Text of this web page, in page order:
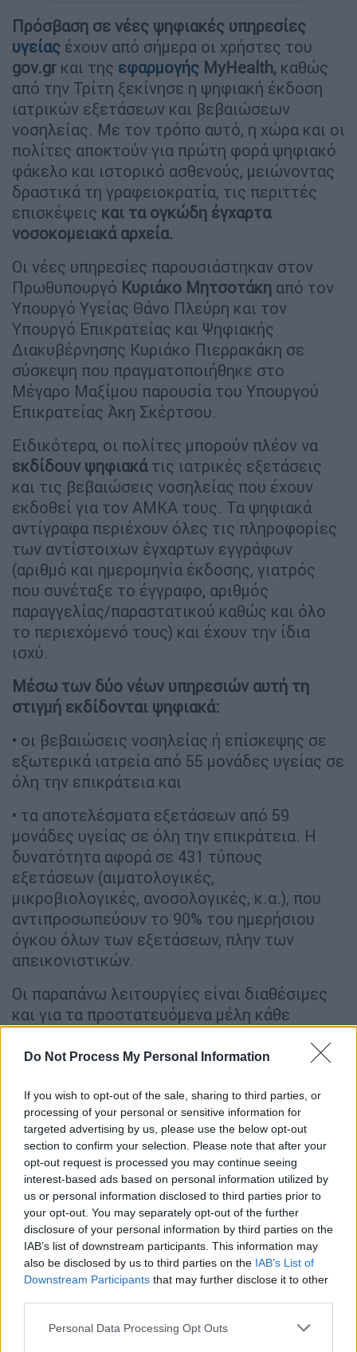
Do Not Process My Personal Information
If you wish to opt-out of the sale, sharing to third parties, or
processing of your personal or sensitive information for
targeted advertising by us, please use the below opt-out
section to confirm your selection. Please note that after your
opt-out request is processed you may continue seeing
interest-based ads based on personal information utilized by
us or personal information disclosed to third parties prior to
your opt-out. You may separately opt-out of the further
disclosure of your personal information by third parties on the
IAB’s list of downstream participants. This information may
also be disclosed by us to third parties on the IAB’s List of
Downstream Participants that may further disclose it to other
Please note that this website/app uses one or more Google
Personal Data Processing Opt Outs
Πρόσβαση σε νέες ψηφιακές υπηρεσίες
υγείας έχουν από σήμερα οι χρήστες του
gov.gr και της εφαρμογής MyHealth, καθώς
από την Τρίτη ξεκίνησε η ψηφιακή έκδοση
ιατρικών εξετάσεων και βεβαιώσεων
νοσηλείας. Με τον τρόπο αυτό, η χώρα και οι
πολίτες αποκτούν για πρώτη φορά ψηφιακό
φάκελο και ιστορικό ασθενούς, μειώνοντας
δραστικά τη γραφειοκρατία, τις περιττές
επισκέψεις και τα ογκώδη έγχαρτα
νοσοκομειακά αρχεία.
Οι νέες υπηρεσίες παρουσιάστηκαν στον
Πρωθυπουργό Κυριάκο Μητσοτάκη από τον
Υπουργό Υγείας Θάνο Πλεύρη και τον
Υπουργό Επικρατείας και Ψηφιακής
Διακυβέρνησης Κυριάκο Πιερρακάκη σε
σύσκεψη που πραγματοποιήθηκε στο
Μέγαρο Μαξίμου παρουσία του Υπουργού
Επικρατείας Άκη Σκέρτσου.
Ειδικότερα, οι πολίτες μπορούν πλέον να
εκδίδουν ψηφιακάτις ιατρικές εξετάσεις
και τις βεβαιώσεις νοσηλείας που έχουν
εκδοθεί για τον ΑΜΚΑ τους. Τα ψηφιακά
αντίγραφα περιέχουν όλες τις πληροφορίες
των αντίστοιχων έγχαρτων εγγράφων
(αριθμό και ημερομηνία έκδοσης, γιατρός
που συνέταξε το έγγραφο, αριθμός
παραγγελίας/παραστατικού καθώς και όλο
το περιεχόμενό τους) και έχουν την ίδια
ισχύ.
Μέσω των δύο νέων υπηρεσιών αυτή τη
στιγμή εκδίδονται ψηφιακά:
• οι βεβαιώσεις νοσηλείας ή επίσκεψης σε
εξωτερικά ιατρεία από 55 μονάδες υγείας σε
όλη την επικράτεια και
• τα αποτελέσματα εξετάσεων από 59
μονάδες υγείας σε όλη την επικράτεια. Η
δυνατότητα αφορά σε 431 τύπους
εξετάσεων (αιματολογικές,
μικροβιολογικές, ανοσολογικές, κ.α.), που
αντιπροσωπεύουν το 90% του ημερήσιου
όγκου όλων των εξετάσεων, πλην των
απεικονιστικών.
Οι παραπάνω λειτουργίες είναι διαθέσιμες
και για τα προστατευόμενα μέλη κάθε
εκτείνεται σε εξετάσεις και νοσηλείες που
μονάδες υγείας από 1η Σεπτεμβρίου 2022
και εντεύθεν. Το αμέσως επόμενο διάστημα
πρόκειται να προστεθούν δεδομένα από
όλες τις δημόσιες και ιδιωτικές δομές
υγείας της χώρας, καθώς και προγενέστερο
ιστορικό.
Με τον τρόπο αυτό, τοMyHealth appκάνει
ένα ακόμα βήμα προς τη μετεξέλιξή του
στον πλήρη ψηφιακό φάκελο ασθενούς,
ιατρικές συνταγές, παραπεμπτικά,